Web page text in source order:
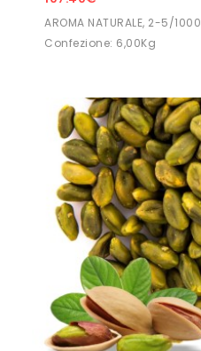
AROMA NATURALE, 2-5/1000
Confezione: 6,00Kg